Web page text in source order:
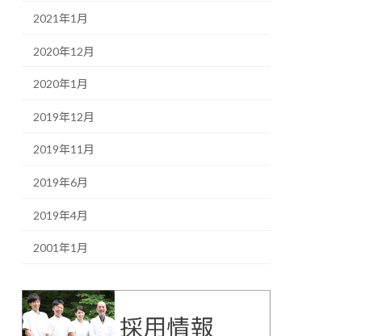
2021年1月
2020年12月
2020年1月
2019年12月
2019年11月
2019年6月
2019年4月
2001年1月